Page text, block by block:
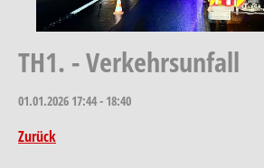
TH1. - Verkehrsunfall
01.01.2026 17:44 - 18:40
Zurück